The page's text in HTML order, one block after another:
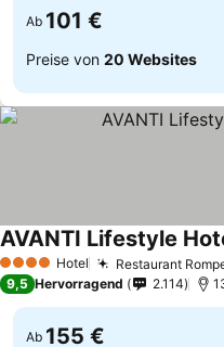
Ab 101 €
Preise von 20 Websites
4 Sterne Hotel Restaurant
AVANTI Lifestyle
9,5 Hervorragend 2.114
Ab 155 €